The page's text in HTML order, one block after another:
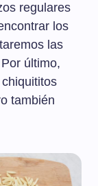
regulares
los
las
último,
también